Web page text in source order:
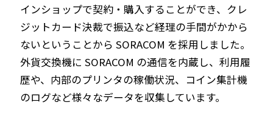
インショップで契約・購入することができ、クレ
ジットカード決裁で振込など経理の手間がかから
ないということから SORACOM を採用しました。
外貨交換機に SORACOM の通信を内蔵し、利用履
歴や、内部のプリンタの稼働状況、コイン集計機
のログなど様々なデータを収集しています。